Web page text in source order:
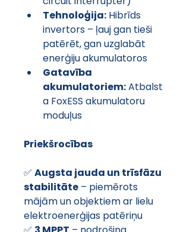
Tehnoloģija: Hibrīds
invertors – ļauj gan tieši
patērēt, gan uzglabāt
enerģiju akumulatoros
Gatavība
akumulatoriem: Atbalst
a FoxESS akumulatoru
moduļus
Priekšrocības
✅ Augsta jauda un trīsfāzu
stabilitāte – piemērots
mājām un objektiem ar lielu
elektroenerģijas patēriņu